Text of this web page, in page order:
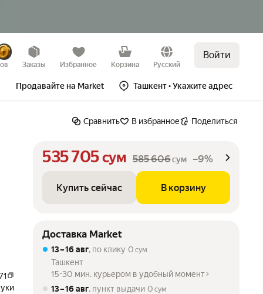
Заказы Избранное Корзина Русский
Войти
Продавайте на Market Ташкент• Укажите адрес
Сравнить В избранное Поделиться
535 705сум 585 606сум –9%
Купить сейчас В корзину
–9% Купить сейчас В корзину
Доставка Market
13 – 16 авг, по клику 0 сум
Ташкент
15-30 мин. курьером в удобный момент
13 – 16 авг, пункт выдачи 0 сум